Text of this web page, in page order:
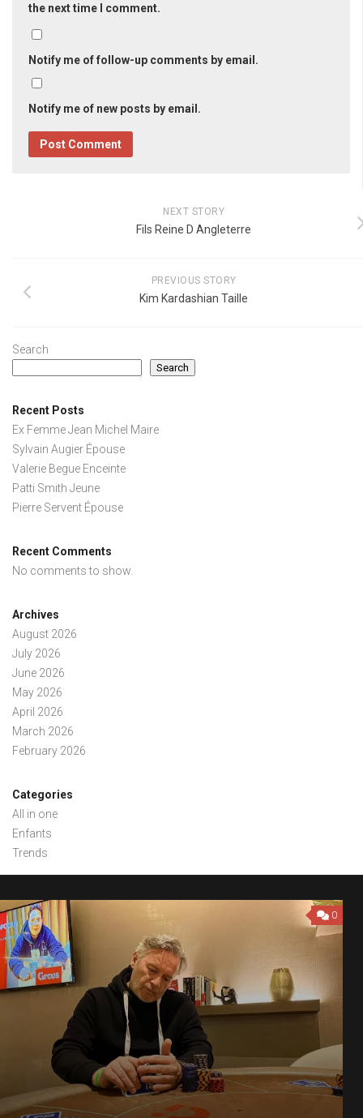
the next time I comment.
Notify me of follow-up comments by email.
Notify me of new posts by email.
NEXT STORY
Fils Reine D Angleterre
PREVIOUS STORY
Kim Kardashian Taille
Search
Search
Recent Posts
Ex Femme Jean Michel Maire
Sylvain Augier Épouse
Valerie Begue Enceinte
Patti Smith Jeune
Pierre Servent Épouse
Recent Comments
No comments to show.
Archives
August 2026
July 2026
June 2026
May 2026
April 2026
March 2026
February 2026
Categories
All in one
Enfants
Trends
0